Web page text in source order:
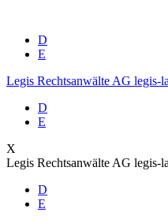
D
E
Legis Rechtsanwälte AG legis-
D
E
X
Legis Rechtsanwälte AG legis-
D
E